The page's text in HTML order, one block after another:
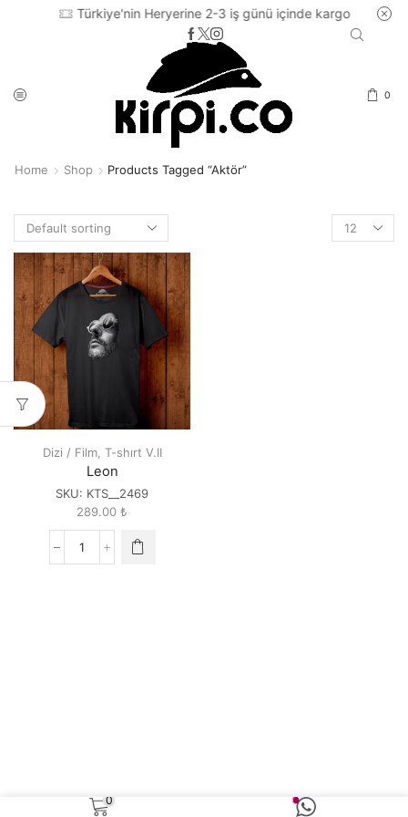
Türkiye'nin Heryerine 2-3 iş günü içinde kargo
0
Home Shop Products Tagged “aktör”
Products
per
Dizi / Film, T-shırt V.II
Leon
SKU: KTS__2469
289.00 ₺
Leon
0